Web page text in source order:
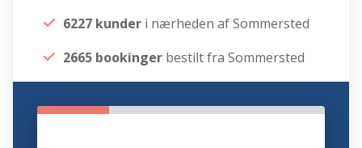
6227 kunder i nærheden af Sommersted
2665 bookinger bestilt fra Sommersted